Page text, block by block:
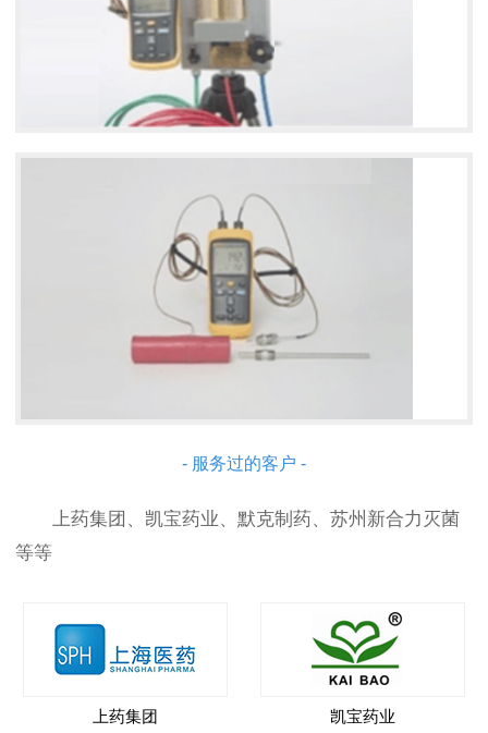
- 服务过的客户 -
上药集团、凯宝药业、默克制药、苏州新合力灭菌
等等
上药集团 凯宝药业